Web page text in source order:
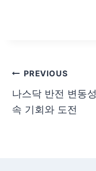
글
탐
색
PREVIOUS
나스닥 반전 변동성
속 기회와 도전